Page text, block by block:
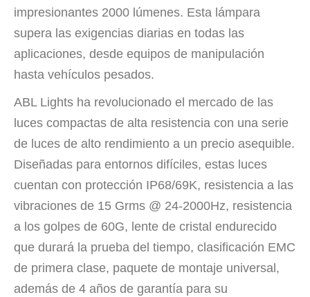
impresionantes 2000 lúmenes. Esta lámpara
supera las exigencias diarias en todas las
aplicaciones, desde equipos de manipulación
hasta vehículos pesados.
ABL Lights ha revolucionado el mercado de las
luces compactas de alta resistencia con una serie
de luces de alto rendimiento a un precio asequible.
Diseñadas para entornos difíciles, estas luces
cuentan con protección IP68/69K, resistencia a las
vibraciones de 15 Grms @ 24-2000Hz, resistencia
a los golpes de 60G, lente de cristal endurecido
que durará la prueba del tiempo, clasificación EMC
de primera clase, paquete de montaje universal,
además de 4 años de garantía para su